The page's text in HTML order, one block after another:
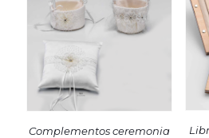
Complementos ceremonia